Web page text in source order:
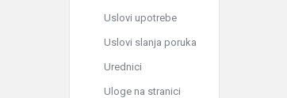
Uslovi upotrebe
Uslovi slanja poruka
Urednici
Uloge na stranici